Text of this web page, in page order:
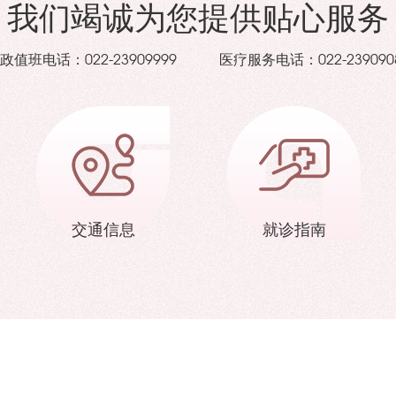
我们竭诚为您提供贴心服务
值班电话： 022-23909999 医疗服务电话： 022-
交通信息 就诊指南